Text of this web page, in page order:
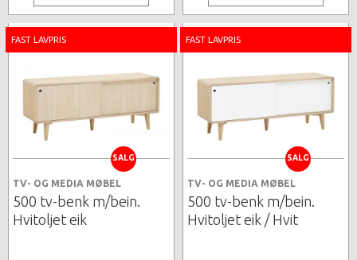
FAST LAVPRIS
SALG
TV- OG MEDIA MØBEL
500 tv-benk m/bein.
Hvitoljet eik
FAST LAVPRIS
SALG
TV- OG MEDIA MØBEL
500 tv-benk m/bein.
Hvitoljet eik / Hvit